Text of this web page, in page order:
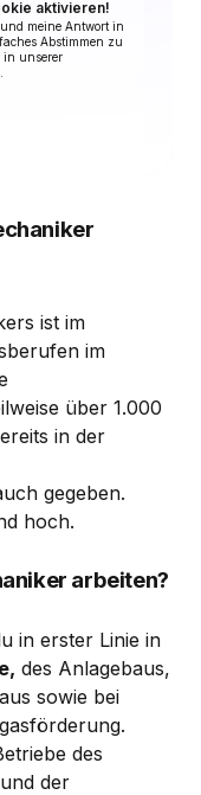
aktivieren!
meine Antwort in
Abstimmen zu
in unserer
ist im
im
über 1.000
in der
gegeben.
hoch.
arbeiten?
in erster Linie in
des Anlagebaus,
sowie bei
des
und der